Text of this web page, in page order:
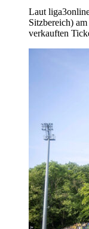
Laut
Sitzbereich)
verkauften